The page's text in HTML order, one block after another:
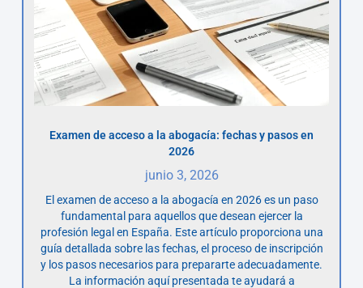
Examen de acceso a la abogacía: fechas y pasos en
2026
junio 3, 2026
El examen de acceso a la abogacía en 2026 es un paso
fundamental para aquellos que desean ejercer la
profesión legal en España. Este artículo proporciona una
guía detallada sobre las fechas, el proceso de inscripción
y los pasos necesarios para prepararte adecuadamente.
La información aquí presentada te ayudará a